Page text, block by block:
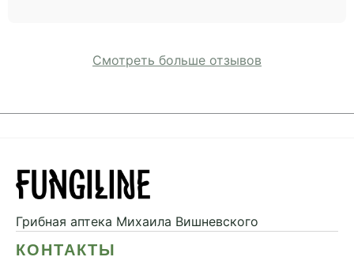
Смотреть больше отзывов
Грибная аптека Михаила Вишневского
КОНТАКТЫ